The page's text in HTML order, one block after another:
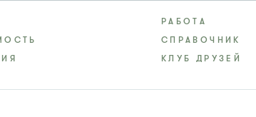
РАБОТА
СПРАВОЧНИК
КЛУБ ДРУЗЕЙ